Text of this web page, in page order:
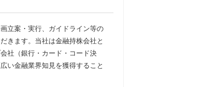
立案・実行、ガイドライン等の
きます。当社は金融持株会社と
社（銀行・カード・コード決
い金融業界知見を獲得すること